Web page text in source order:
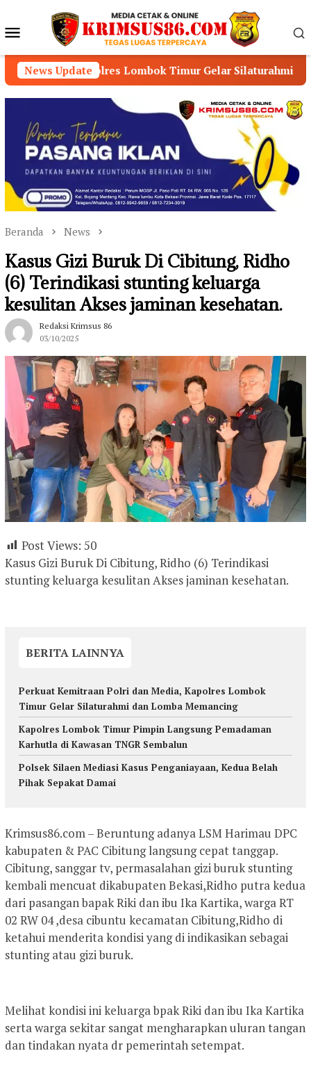
konten Menu
Mobile
News Update
Lombok Timur Gelar Silaturahmi dan Lomba
Beranda News
Kasus Gizi Buruk Di Cibitung, Ridho
(6) Terindikasi stunting keluarga
kesulitan Akses jaminan kesehatan.
Redaksi Krimsus 86
03/10/2025
Post Views: 50
Kasus Gizi Buruk Di Cibitung, Ridho (6) Terindikasi
stunting keluarga kesulitan Akses jaminan kesehatan.
BERITA LAINNYA
Perkuat Kemitraan Polri dan Media, Kapolres Lombok
Timur Gelar Silaturahmi dan Lomba Memancing
Kapolres Lombok Timur Pimpin Langsung Pemadaman
Karhutla di Kawasan TNGR Sembalun
Polsek Silaen Mediasi Kasus Penganiayaan, Kedua Belah
Pihak Sepakat Damai
Krimsus86.com – Beruntung adanya LSM Harimau DPC
kabupaten & PAC Cibitung langsung cepat tanggap.
Cibitung, sanggar tv, permasalahan gizi buruk stunting
kembali mencuat dikabupaten Bekasi,Ridho putra kedua
dari pasangan bapak Riki dan ibu Ika Kartika, warga RT
02 RW 04 ,desa cibuntu kecamatan Cibitung,Ridho di
ketahui menderita kondisi yang di indikasikan sebagai
stunting atau gizi buruk.
Melihat kondisi ini keluarga bpak Riki dan ibu Ika Kartika
serta warga sekitar sangat mengharapkan uluran tangan
dan tindakan nyata dr pemerintah setempat.